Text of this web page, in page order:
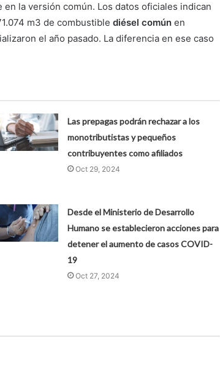
la versión común. Los datos oficiales indican
m3 de combustible diésel común en
el año pasado. La diferencia en ese caso
Las prepagas podrán rechazar a los
monotributistas y pequeños
contribuyentes como afiliados
Oct 29, 2024
Desde el Ministerio de Desarrollo
Humano se establecieron acciones para
detener el aumento de casos COVID-
19
Oct 27, 2024